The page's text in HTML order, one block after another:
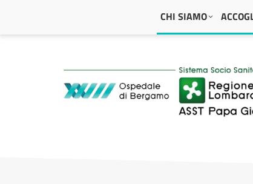
Navigazione principaleCHI SIAMO
ASST Papa